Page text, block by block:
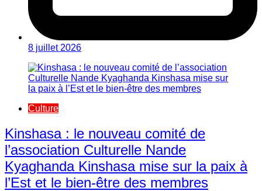
8 juillet 2026
Culture
Kinshasa : le nouveau comité de
l’association Culturelle Nande
Kyaghanda Kinshasa mise sur la paix à
l’Est et le bien-être des membres